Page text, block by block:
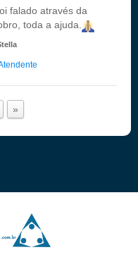
falado através da
toda a ajuda.
»